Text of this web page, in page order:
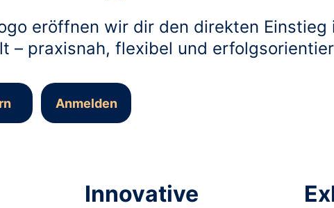
eröffnen wir dir den direkten Einstieg
– praxisnah, flexibel und
Innovative
Anmelden